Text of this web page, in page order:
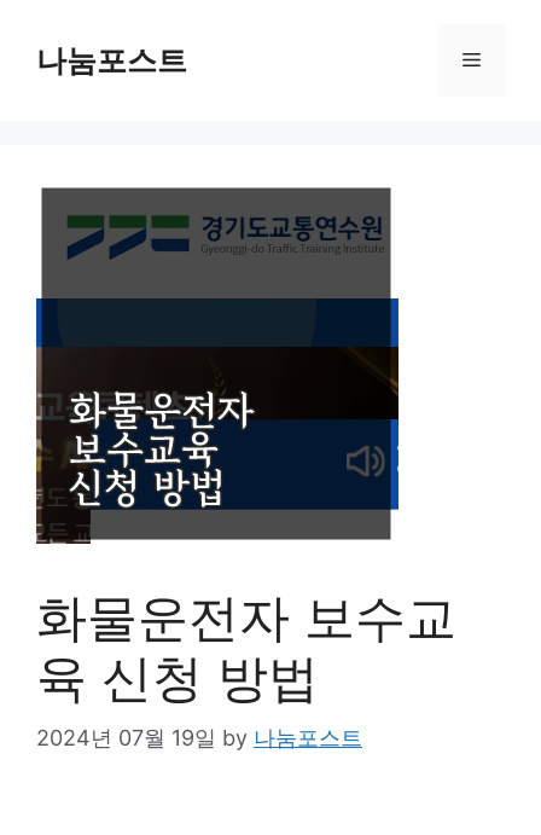
나눔포스트 Menu
화물운전자 보수교
육 신청 방법
2024년 07월 19일 by 나눔포스트